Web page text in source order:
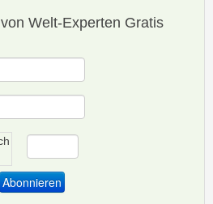
von Welt-Experten Gratis